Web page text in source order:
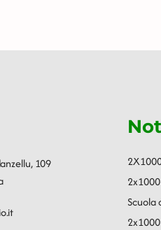
109
Scuola